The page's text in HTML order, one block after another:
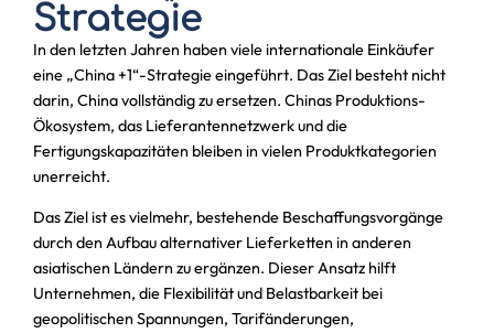
Strategie
In den letzten Jahren haben viele internationale Einkäufer
eine „China +1“-Strategie eingeführt. Das Ziel besteht nicht
darin, China vollständig zu ersetzen. Chinas Produktions-
Ökosystem, das Lieferantennetzwerk und die
Fertigungskapazitäten bleiben in vielen Produktkategorien
unerreicht.
Das Ziel ist es vielmehr, bestehende Beschaffungsvorgänge
durch den Aufbau alternativer Lieferketten in anderen
asiatischen Ländern zu ergänzen. Dieser Ansatz hilft
Unternehmen, die Flexibilität und Belastbarkeit bei
geopolitischen Spannungen, Tarifänderungen,